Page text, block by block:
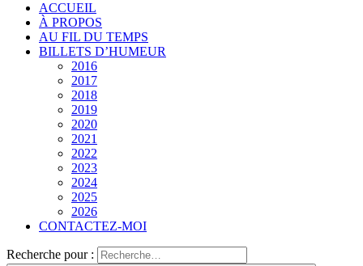
ACCUEIL
À PROPOS
AU FIL DU TEMPS
BILLETS D’HUMEUR
2016
2017
2018
2019
2020
2021
2022
2023
2024
2025
2026
CONTACTEZ-MOI
Recherche pour :